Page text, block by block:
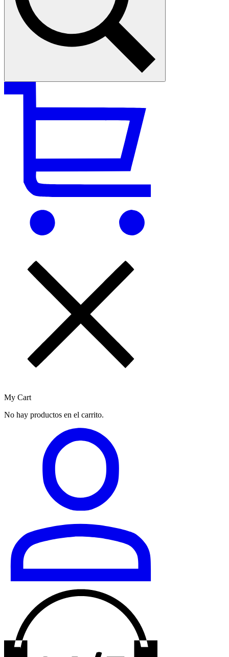
My Cart
No hay productos en el carrito.